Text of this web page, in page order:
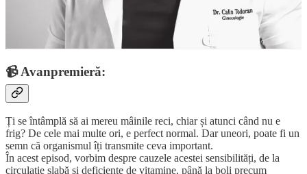
Să ai un weekend bun și… bine! 🌷
📹 Avanpremieră:
Ți se întâmplă să ai mereu mâinile reci, chiar și atunci când nu e
frig? De cele mai multe ori, e perfect normal. Dar uneori, poate fi un
semn că organismul îți transmite ceva important.
În acest episod, vorbim despre cauzele acestei sensibilități, de la
circulație slabă și deficiențe de vitamine, până la boli precum